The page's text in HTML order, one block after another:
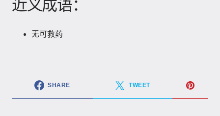
近义成语：
无可救药
SHARE TWEET